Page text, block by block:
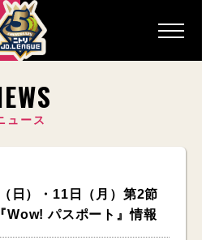
ュース
日）・11日（月）第2節
Wow! パスポート』情報